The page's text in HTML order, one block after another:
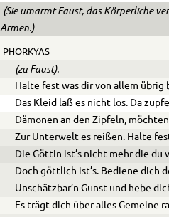
(Sie umarmt Faust, das Körperliche
Armen.)
PHORKYAS
(zu Faust).
Halte fest was dir von allem übrig
Das Kleid laß es nicht los. Da
Dämonen an den Zipfeln,
Zur Unterwelt es reißen. Halte
Die Göttin ist’s nicht mehr die du
Doch göttlich ist’s. Bediene dich
Unschätzbar’n Gunst und hebe
Es trägt dich über alles Gemeine